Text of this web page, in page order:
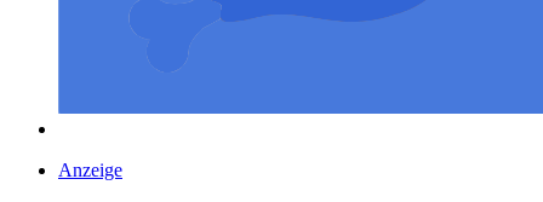
Anzeige